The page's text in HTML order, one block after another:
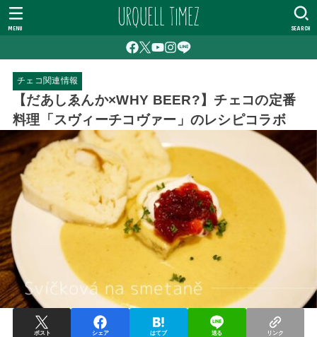
SEARCH
MENU
チェコ関連情報
【だあしゑんか×WHY BEER?】チェコの定番
料理「スヴィーチコヴァー」のレシピコラボ
ポスト シェア はてブ 送る リンク